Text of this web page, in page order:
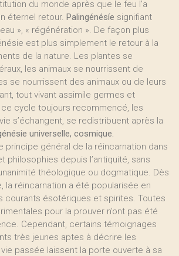
du monde après que le feu l’a
éternel retour. Palingénésíe signifiant
», « régénération ». De façon plus
est plus simplement le retour à la
de la nature. Les plantes se
les animaux se nourrissent de
se nourrissent des animaux ou de leurs
tout vivant assimile germes et
cycle toujours recommencé, les
s’échangent, se redistribuent après la
universelle, cosmique.
principe général de la réincarnation dans
philosophies depuis l’antiquité, sans
théologique ou dogmatique. Dès
la réincarnation a été popularisée en
courants ésotériques et spirites. Toutes
pour la prouver n’ont pas été
Cependant, certains témoignages
très jeunes aptes à décrire les
passée laissent la porte ouverte à sa